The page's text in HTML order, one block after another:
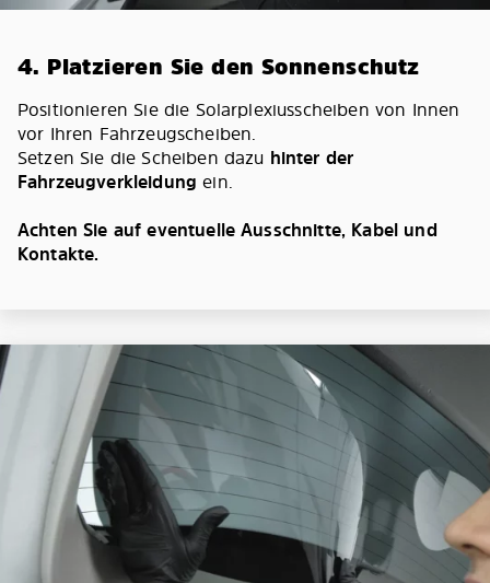
4. Platzieren Sie den Sonnenschutz
Positionieren Sie die Solarplexiusscheiben von Innen
vor Ihren Fahrzeugscheiben.
Setzen Sie die Scheiben dazu hinter der
Fahrzeugverkleidung ein.
Achten Sie auf eventuelle Ausschnitte, Kabel und
Kontakte.